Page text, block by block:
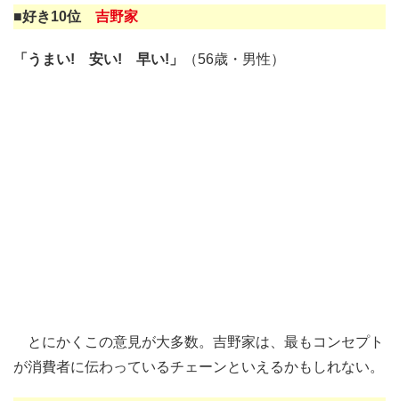
■好き10位 吉野家
「うまい! 安い! 早い!」 （56歳・男性）
とにかくこの意見が大多数。吉野家は、最もコンセプト
が消費者に伝わっているチェーンといえるかもしれない。